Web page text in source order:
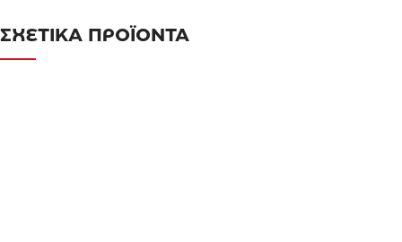
ΣΧΕΤΙΚΑ ΠΡΟΪΟΝΤΑ